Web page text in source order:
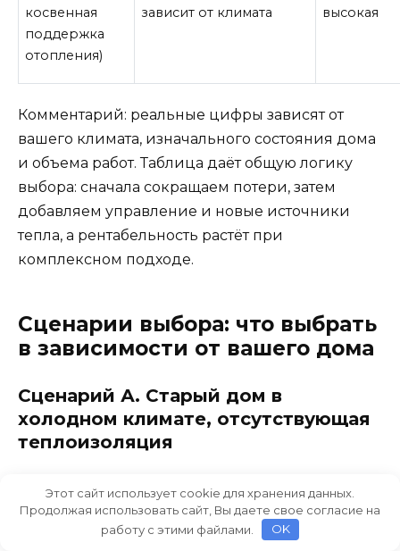
косвенная
поддержка
отопления)
зависит от климата
высокая
Комментарий: реальные цифры зависят от
вашего климата, изначального состояния дома
и объема работ. Таблица даёт общую логику
выбора: сначала сокращаем потери, затем
добавляем управление и новые источники
тепла, а рентабельность растёт при
комплексном подходе.
Сценарии выбора: что выбрать
в зависимости от вашего дома
Сценарий А. Старый дом в
холодном климате, отсутствующая
теплоизоляция
шаг 1: выполнить аудитационные
мероприятия — утепление чердака, замена
окон на энергоэффективные, уплотнение
Этот сайт использует cookie для хранения данных.
Продолжая использовать сайт, Вы даете свое согласие на
работу с этими файлами.
OK